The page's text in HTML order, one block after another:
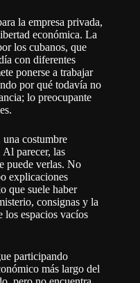
la empresa privada,
económica. La
los cubanos, que
con diferentes
ponerse a trabajar
por qué todavía no
lo preocupante
una costumbre
parecer, las
puede verlas. No
explicaciones
que suele haber
consignas y la
los espacios vacíos
participando
más largo del